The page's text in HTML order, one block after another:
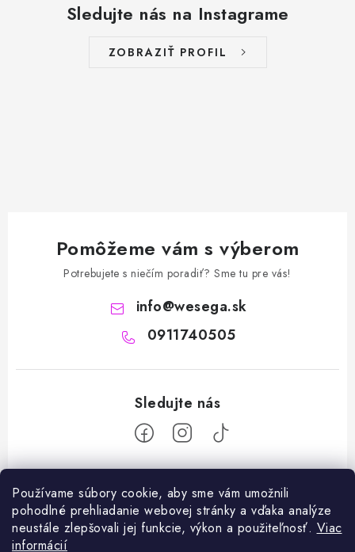
Používame súbory cookie, aby sme vám umožnili
pohodlné prehliadanie webovej stránky a vďaka analýze
neustále zlepšovali jej funkcie, výkon a použiteľnosť. Viac
informácií
Sledujte nás na Instagrame
ZOBRAZIŤ PROFIL
Pomôžeme vám s výberom
Potrebujete s niečím poradiť? Sme tu pre vás!
info@wesega.sk
0911740505
Z
Facebook